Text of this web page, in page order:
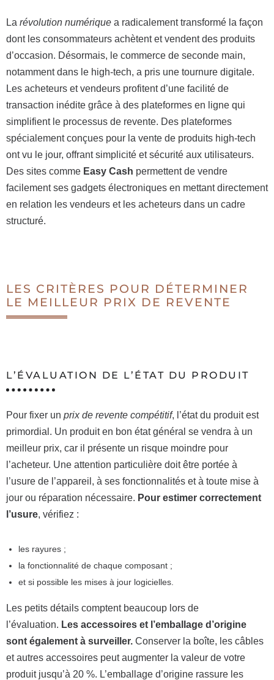
La révolution numérique a radicalement transformé la façon
dont les consommateurs achètent et vendent des produits
d’occasion. Désormais, le commerce de seconde main,
notamment dans le high-tech, a pris une tournure digitale.
Les acheteurs et vendeurs profitent d’une facilité de
transaction inédite grâce à des plateformes en ligne qui
simplifient le processus de revente. Des plateformes
spécialement conçues pour la vente de produits high-tech
ont vu le jour, offrant simplicité et sécurité aux utilisateurs.
Des sites comme Easy Cash permettent de vendre
facilement ses gadgets électroniques en mettant directement
en relation les vendeurs et les acheteurs dans un cadre
structuré.
LES CRITÈRES POUR DÉTERMINER
LE MEILLEUR PRIX DE REVENTE
L’ÉVALUATION DE L’ÉTAT DU PRODUIT
Pour fixer un prix de revente compétitif, l’état du produit est
primordial. Un produit en bon état général se vendra à un
meilleur prix, car il présente un risque moindre pour
l’acheteur. Une attention particulière doit être portée à
l’usure de l’appareil, à ses fonctionnalités et à toute mise à
jour ou réparation nécessaire. Pour estimer correctement
l’usure, vérifiez :
les rayures ;
la fonctionnalité de chaque composant ;
et si possible les mises à jour logicielles.
Les petits détails comptent beaucoup lors de
l’évaluation. Les accessoires et l’emballage d’origine
sont également à surveiller. Conserver la boîte, les câbles
et autres accessoires peut augmenter la valeur de votre
produit jusqu’à 20 %. L’emballage d’origine rassure les